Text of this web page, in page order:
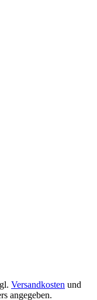
Versandkosten und
angegeben.